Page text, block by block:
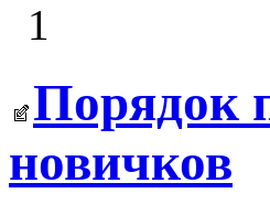
1
Порядок
новичков